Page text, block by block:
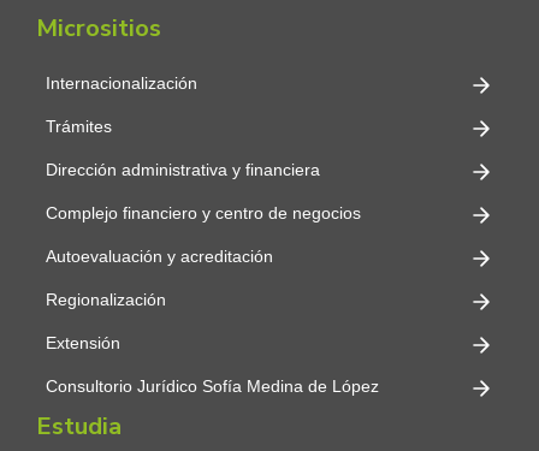
Micrositios
Internacionalización
Trámites
Dirección administrativa y financiera
Complejo financiero y centro de negocios
Autoevaluación y acreditación
Regionalización
Extensión
Consultorio Jurídico Sofía Medina de López
Estudia